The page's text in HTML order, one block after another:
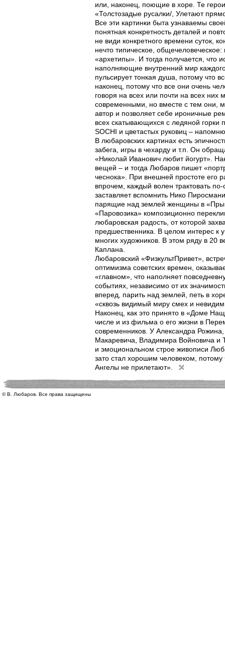
или, наконец, поющие в хоре. Те
«Толстозадые русалки/, Улетают
Все эти картинки быта узнаваемы
понятная конкретность деталей и
не види конкретного времени суток,
нечто типическое,
«архетипы». И тогда получается, что
наполняющие внутренний мир
пульсирует тонкая душа, потому что
наконец, потому что все они очень
говоря на всех или почти на всех
современными, но вместе с тем они,
автор и позволяет себе ироничные
всех скатывающихся с ледяной
SOCHI и цветастых руковиц –
В любаровских картинах есть
забега, игры в чехарду и т.п. Он
«Николай Иванович любит йогурт».
вещей – и тогда Любаров пишет
чеснока». При внешней простоте его
впрочем, каждый волен трактовать
заставляет вспомнить Нико
парящие над землей женщины в
«Паровозика» композиционно
любаровская радость, от которой
предшественника. В целом интерес к
многих художников. В этом ряду в 20
Каплана.
Любаровский «ФизкультПривет»,
оптимизма советских времен,
«главном», что наполняет
событиях, независимо от их
вперед, парить над землей, петь в
«сквозь видимый миру смех и
Наконец, как это принято в «Доме
числе и из фильма о его жизни в
современников. У Александра
Макаревича, Владимира Войновича
и эмоциональном строе живописи
зато стал хорошим человеком,
Ангелы не прилетают».
© В. Любаров. Все права защищены